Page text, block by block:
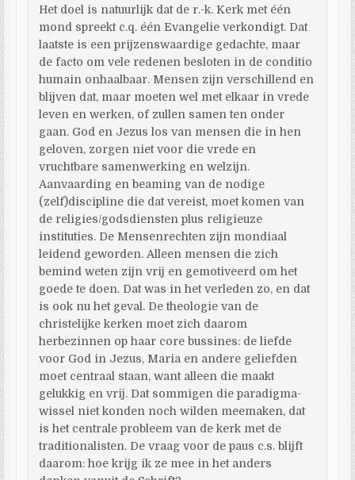
Het doel is natuurlijk dat de r.-k. Kerk met één
mond spreekt c.q. één Evangelie verkondigt. Dat
laatste is een prijzenswaardige gedachte, maar
de facto om vele redenen besloten in de conditio
humain onhaalbaar. Mensen zijn verschillend en
blijven dat, maar moeten wel met elkaar in vrede
leven en werken, of zullen samen ten onder
gaan. God en Jezus los van mensen die in hen
geloven, zorgen niet voor die vrede en
vruchtbare samenwerking en welzijn.
Aanvaarding en beaming van de nodige
(zelf)discipline die dat vereist, moet komen van
de religies/godsdiensten plus religieuze
instituties. De Mensenrechten zijn mondiaal
leidend geworden. Alleen mensen die zich
bemind weten zijn vrij en gemotiveerd om het
goede te doen. Dat was in het verleden zo, en dat
is ook nu het geval. De theologie van de
christelijke kerken moet zich daarom
herbezinnen op haar core bussines: de liefde
voor God in Jezus, Maria en andere geliefden
moet centraal staan, want alleen die maakt
gelukkig en vrij. Dat sommigen die paradigma-
wissel niet konden noch wilden meemaken, dat
is het centrale probleem van de kerk met de
traditionalisten. De vraag voor de paus c.s. blijft
daarom: hoe krijg ik ze mee in het anders